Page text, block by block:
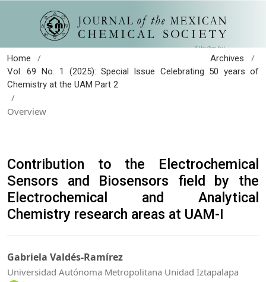
Home / Archives /
Vol. 69 No. 1 (2025): Special Issue Celebrating 50 years of
Chemistry at the UAM Part 2
/
Overview
Contribution to the Electrochemical
Sensors and Biosensors field by the
Electrochemical and Analytical
Chemistry research areas at UAM-I
Gabriela Valdés-Ramírez
Universidad Autónoma Metropolitana Unidad Iztapalapa